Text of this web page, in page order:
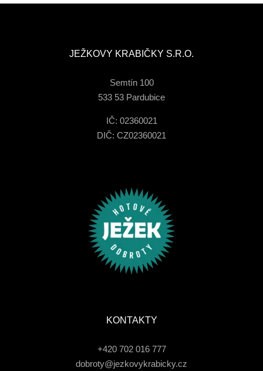
JEŽKOVY KRABIČKY S.R.O.
Semtín 100
533 53 Pardubice
IČ: 02360021
DIČ: CZ02360021
KONTAKTY
+420 702 016 777
dobroty@jezkovykrabicky.cz